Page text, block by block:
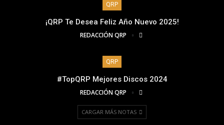
QRP
¡QRP Te Desea Feliz Año Nuevo 2025!
REDACCIÓN QRP
QRP
#TopQRP Mejores Discos 2024
REDACCIÓN QRP
CARGAR MÁS NOTAS